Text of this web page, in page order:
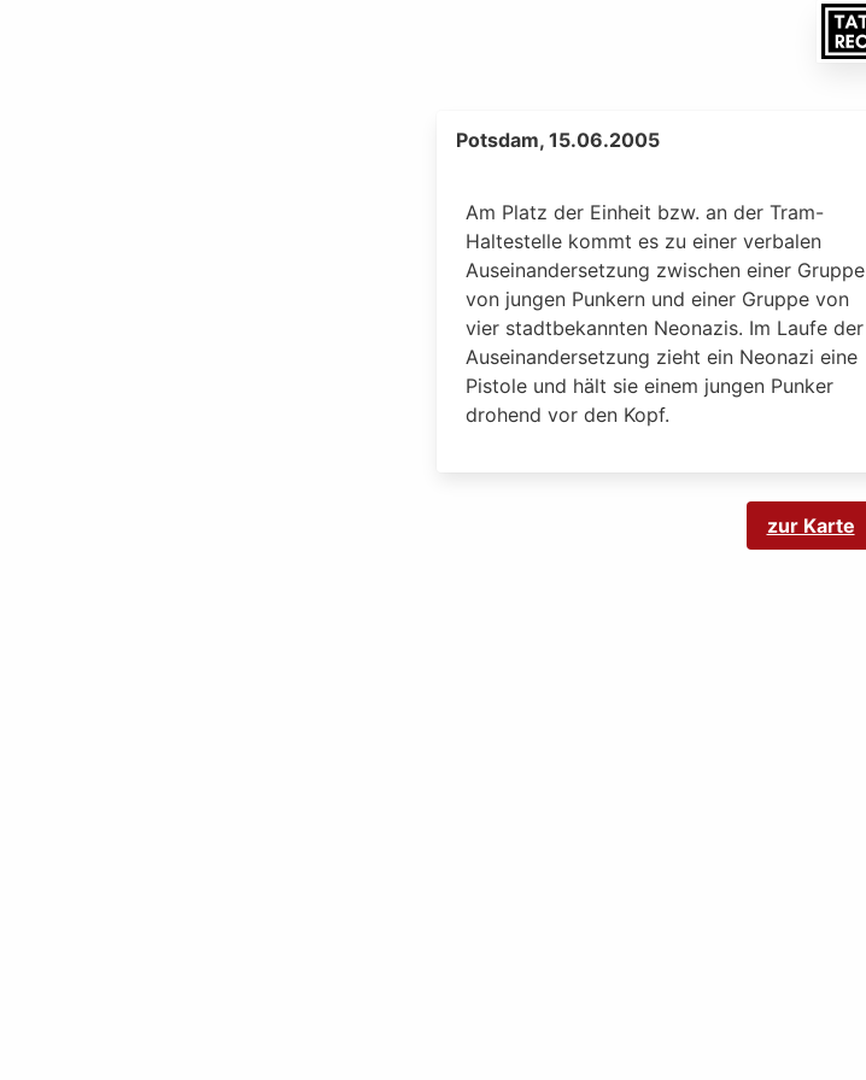
Potsdam, 15.06.2005
Am Platz der Einheit bzw. an der Tram-
Haltestelle kommt es zu einer verbalen
Auseinandersetzung zwischen einer Gruppe
von jungen Punkern und einer Gruppe von
vier stadtbekannten Neonazis. Im Laufe der
Auseinandersetzung zieht ein Neonazi eine
Pistole und hält sie einem jungen Punker
drohend vor den Kopf.
zur Karte